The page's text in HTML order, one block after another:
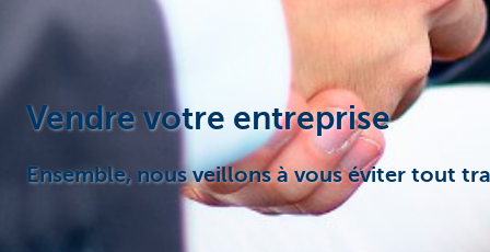
Entrepreneurs
Vendre votre entreprise
Ensemble, nous veillons à vous éviter tout